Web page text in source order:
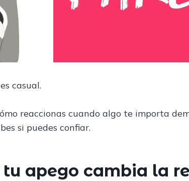
casual.
reaccionas cuando algo te importa
si puedes confiar.
tu apego cambia la